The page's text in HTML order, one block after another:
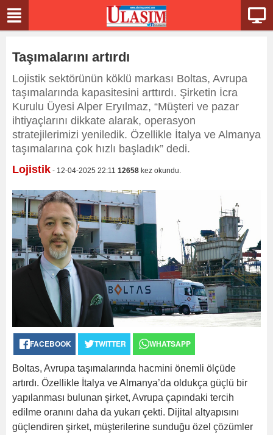
Taşımalarını artırdı
Lojistik sektörünün köklü markası Boltas, Avrupa
taşımalarında kapasitesini arttırdı. Şirketin İcra
Kurulu Üyesi Alper Eryılmaz, “Müşteri ve pazar
ihtiyaçlarını dikkate alarak, operasyon
stratejilerimizi yeniledik. Özellikle İtalya ve Almanya
taşımalarına çok hızlı başladık” dedi.
Lojistik - 12-04-2025 22:11 12658 kez okundu.
FACEBOOK TWITTER WHATSAPP
Boltas, Avrupa taşımalarında hacmini önemli ölçüde
artırdı. Özellikle İtalya ve Almanya’da oldukça güçlü bir
yapılanması bulunan şirket, Avrupa çapındaki tercih
edilme oranını daha da yukarı çekti. Dijital altyapısını
güçlendiren şirket, müşterilerine sunduğu özel çözümler